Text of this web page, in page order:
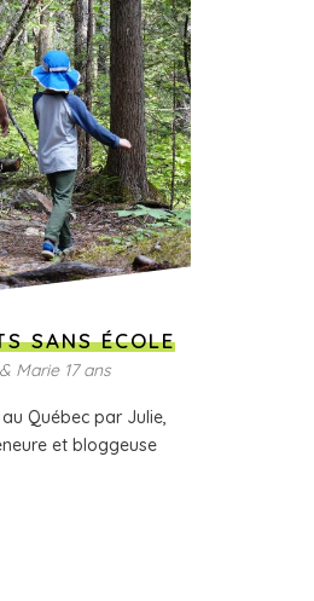
SANS ÉCOLE
Marie 17 ans
Québec par Julie,
et bloggeuse